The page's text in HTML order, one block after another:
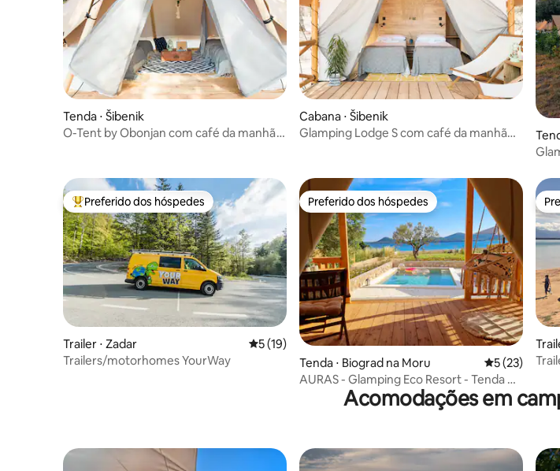
Tenda ⋅ Šibenik
O-Tent by Obonjan com café da manhã
Cabana ⋅ Šibenik
Glamping Lodge S com café da manhã
Entre os melhores preferidos dos hóspedes
Preferido dos hóspedes
Trailer ⋅ Zadar 5 de uma avaliação média de 5, 19 avaliações
5 (19)
Trailers/motorhomes YourWay
Preferido dos hóspedes
Preferido dos hóspedes
Tenda ⋅ Biograd na Moru 5 de uma
5 (23)
AURAS - Glamping Eco Resort - Tenda A2
à beira-marAcomodações em